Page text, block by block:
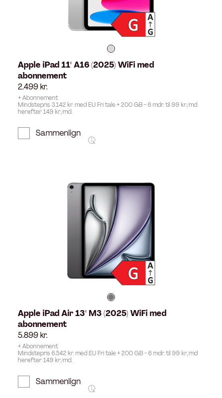
Apple iPad 11" A16 (2025) WiFi med
abonnement
2.499kr.
+ Abonnement
Mindstepris 3.142 kr. med EU Fri tale + 200 GB - 6 mdr. til 99 kr./md
herefter 149 kr./md.
Sammenlign
Apple iPad Air 13" M3 (2025) WiFi med
abonnement
5.899kr.
+ Abonnement
Mindstepris 6.542 kr. med EU Fri tale + 200 GB - 6 mdr. til 99 kr./md
herefter 149 kr./md.
Sammenlign